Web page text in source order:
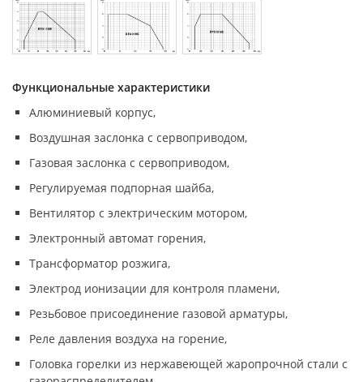
Функциональные характеристики
Алюминиевый корпус,
Воздушная заслонка с сервоприводом,
Газовая заслонка с сервоприводом,
Регулируемая подпорная шайба,
Вентилятор с электрическим мотором,
Электронный автомат горения,
Трансформатор розжига,
Электрод ионизации для контроля пламени,
Резьбовое присоединение газовой арматуры,
Реле давления воздуха на горение,
Головка горелки из нержавеющей жаропрочной стали с